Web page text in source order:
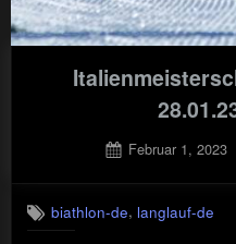
Posted
Februar 1, 2023
biathlon-de, langlauf-de